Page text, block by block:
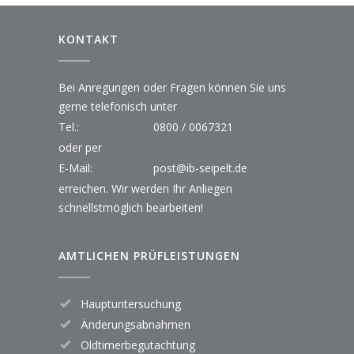
KONTAKT
Bei Anregungen oder Fragen können Sie uns
gerne telefonisch unter
Tel.:
0800 / 0067321
oder per
E-Mail:
post@ib-seipelt.de
erreichen. Wir werden Ihr Anliegen
schnellstmöglich bearbeiten!
AMTLICHEN PRÜFLEISTUNGEN
Hauptuntersuchung
Änderungsabnahmen
Oldtimerbegutachtung